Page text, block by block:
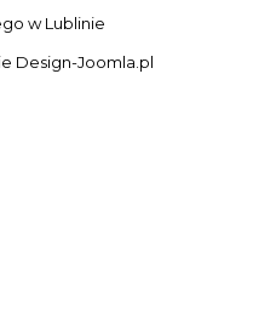
w Lublinie
Design-Joomla.pl